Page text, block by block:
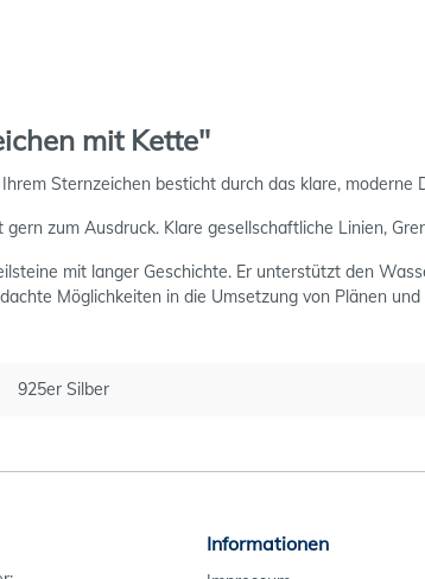
mit Kette"
Sternzeichen besticht durch das klare,
zum Ausdruck. Klare gesellschaftliche Linien,
mit langer Geschichte. Er unterstützt den
Möglichkeiten in die Umsetzung von Plänen
925er Silber
Informationen